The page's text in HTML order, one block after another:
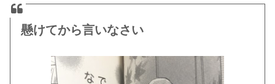
懸けてから言いなさい